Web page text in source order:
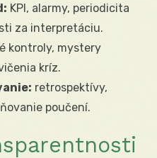
KPI, alarmy, periodicita
za interpretáciu.
kontroly, mystery
kríz.
retrospektívy,
poučení.